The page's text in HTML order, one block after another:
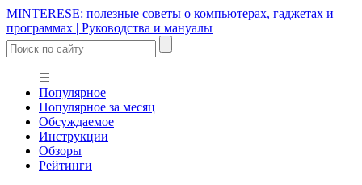
MINTERESE: полезные советы о компьютерах, гаджетах и
программах | Руководства и мануалы
☰
Популярное
Популярное за месяц
Обсуждаемое
Инструкции
Обзоры
Рейтинги